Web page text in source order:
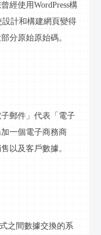
經使用WordPress構
設計和構建網頁變得
分原始原始碼。
郵件」代表「電子
一個電子商務商
以及客戶數據。
之間數據交換的系